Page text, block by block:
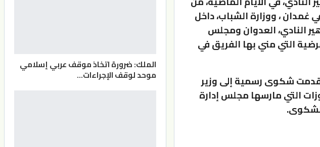
غمدان ، ووزارة الشباب، داخل
النادي، العدوان ومجلس
التي مني بها الفريق في
شكوى رسمية إلى وزير
التي مارسها مجلس إدارة
الملك: ضرورة اتخاذ موقف عربي إسلامي
موحد لوقف الإجراءات…